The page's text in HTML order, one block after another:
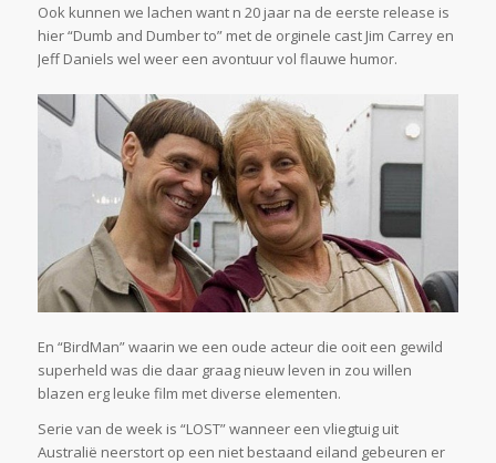
Ook kunnen we lachen want n 20 jaar na de eerste release is
hier “Dumb and Dumber to” met de orginele cast Jim Carrey en
Jeff Daniels wel weer een avontuur vol flauwe humor.
En “BirdMan” waarin we een oude acteur die ooit een gewild
superheld was die daar graag nieuw leven in zou willen
blazen erg leuke film met diverse elementen.
Serie van de week is “LOST” wanneer een vliegtuig uit
Australië neerstort op een niet bestaand eiland gebeuren er